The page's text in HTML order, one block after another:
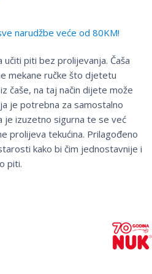
narudžbe veće od 80KM!
piti bez prolijevanja. Čaša
mekane ručke što djetetu
čaše, na taj način dijete može
je potrebna za samostalno
je izuzetno sigurna te se već
prolijeva tekućina. Prilagođeno
kako bi čim jednostavnije i
piti.